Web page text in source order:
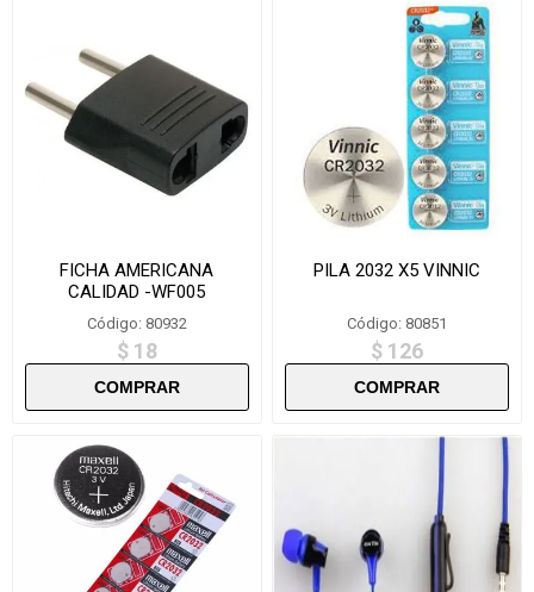
FICHA AMERICANA
CALIDAD -WF005
Código: 80932
$ 18
PILA 2032 X5 VINNIC
Código: 80851
$ 126